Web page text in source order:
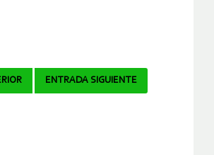
ENTRADA SIGUIENTE